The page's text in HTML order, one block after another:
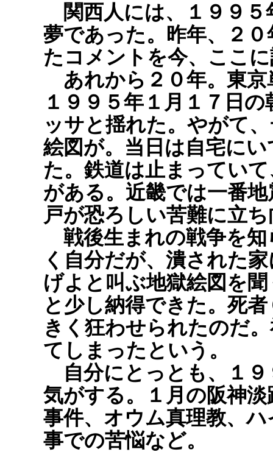
関西人には、１９９５
夢であった。昨年、２
たコメントを今、ここ
あれから２０年。東京
１９９５年１月１７日
ッサと揺れた。やがて
絵図が。当日は自宅に
た。鉄道は止まってい
がある。近畿では一番
戸が恐ろしい苦難に立
戦後生まれの戦争を知
く自分だが、潰された
げよと叫ぶ地獄絵図を
と少し納得できた。死
きく狂わせられたのだ
てしまったという。
自分にとっとも、１９
気がする。１月の阪神
事件、オウム真理教、
事での苦悩など。